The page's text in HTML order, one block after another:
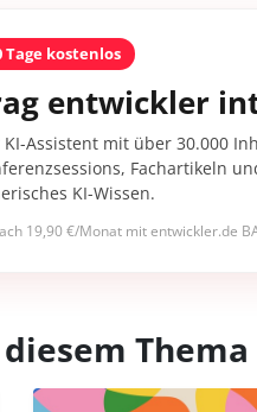
Tage kostenlos
entwickler
KI-Assistent mit über 30.000
Fachartikeln
KI-Wissen.
19,90 €/Monat mit entwickler.de
Thema